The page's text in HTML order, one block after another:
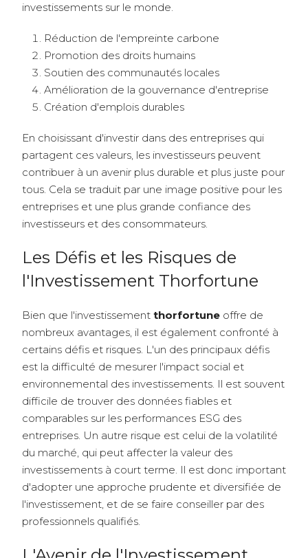
investissements sur le monde.
Réduction de l'empreinte carbone
Promotion des droits humains
Soutien des communautés locales
Amélioration de la gouvernance d'entreprise
Création d'emplois durables
En choisissant d'investir dans des entreprises qui
partagent ces valeurs, les investisseurs peuvent
contribuer à un avenir plus durable et plus juste pour
tous. Cela se traduit par une image positive pour les
entreprises et une plus grande confiance des
investisseurs et des consommateurs.
Les Défis et les Risques de
l'Investissement Thorfortune
Bien que l'investissement thorfortune offre de
nombreux avantages, il est également confronté à
certains défis et risques. L'un des principaux défis
est la difficulté de mesurer l'impact social et
environnemental des investissements. Il est souvent
difficile de trouver des données fiables et
comparables sur les performances ESG des
entreprises. Un autre risque est celui de la volatilité
du marché, qui peut affecter la valeur des
investissements à court terme. Il est donc important
d'adopter une approche prudente et diversifiée de
l'investissement, et de se faire conseiller par des
professionnels qualifiés.